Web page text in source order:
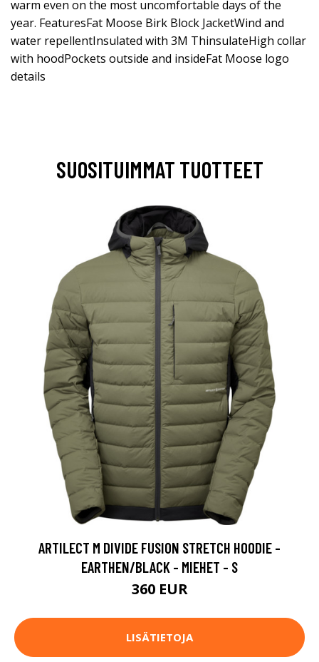
warm even on the most uncomfortable days of the
year. FeaturesFat Moose Birk Block JacketWind and
water repellentInsulated with 3M ThinsulateHigh collar
with hoodPockets outside and insideFat Moose logo
details
SUOSITUIMMAT TUOTTEET
ARTILECT M DIVIDE FUSION STRETCH HOODIE -
EARTHEN/BLACK - MIEHET - S
360 EUR
LISÄTIETOJA